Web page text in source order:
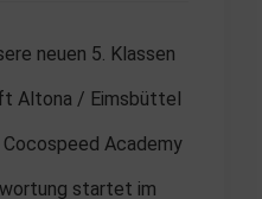
neuen 5. Klassen
Altona / Eimsbüttel
Academy
startet im